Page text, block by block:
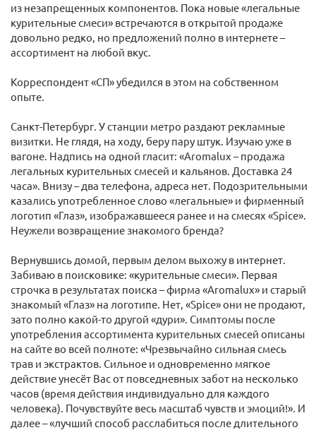
из незапрещенных компонентов. Пока новые «легальные
курительные смеси» встречаются в открытой продаже
довольно редко, но предложений полно в интернете –
ассортимент на любой вкус.
Корреспондент «СП» убедился в этом на собственном
опыте.
Санкт-Петербург. У станции метро раздают рекламные
визитки. Не глядя, на ходу, беру пару штук. Изучаю уже в
вагоне. Надпись на одной гласит: «Aromalux – продажа
легальных курительных смесей и кальянов. Доставка 24
часа». Внизу – два телефона, адреса нет. Подозрительными
казались употребленное слово «легальные» и фирменный
логотип «Глаз», изображавшееся ранее и на смесях «Spice».
Неужели возвращение знакомого бренда?
Вернувшись домой, первым делом выхожу в интернет.
Забиваю в поисковике: «курительные смеси». Первая
строчка в результатах поиска – фирма «Aromalux» и старый
знакомый «Глаз» на логотипе. Нет, «Spice» они не продают,
зато полно какой-то другой «дури». Симптомы после
употребления ассортимента курительных смесей описаны
на сайте во всей полноте: «Чрезвычайно сильная смесь
трав и экстрактов. Сильное и одновременно мягкое
действие унесёт Вас от повседневных забот на несколько
часов (время действия индивидуально для каждого
человека). Почувствуйте весь масштаб чувств и эмоций!». И
далее – «лучший способ расслабиться после длительного